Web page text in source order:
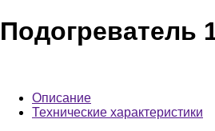
Подогреватель
Описание
Технические характеристики